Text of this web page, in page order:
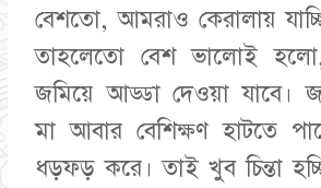
বেশতো, আমরাও কেরালায়
তাহলেতো বেশ ভালোই
জমিয়ে আড্ডা দেওয়া যাবে।
মা আবার বেশিক্ষণ হাটতে
ধড়ফড় করে। তাই খুব চিন্তা